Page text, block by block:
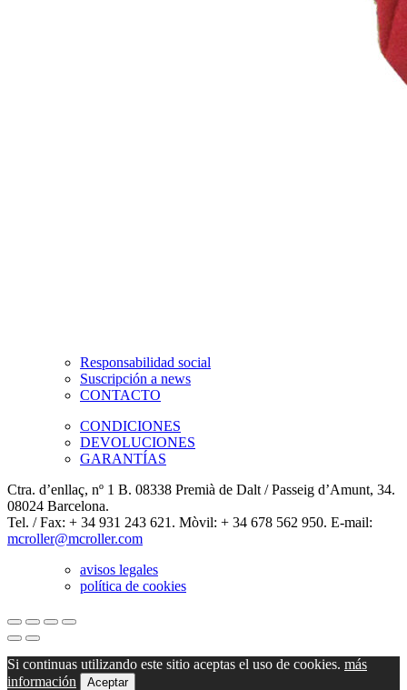
Responsabilidad social
Suscripción a news
CONTACTO
CONDICIONES
DEVOLUCIONES
GARANTÍAS
Ctra. d’enllaç, nº 1 B. 08338 Premià de Dalt / Passeig d’Amunt, 34.
08024 Barcelona.
Tel. / Fax: + 34 931 243 621. Mòvil: + 34 678 562 950. E-mail:
mcroller@mcroller.com
avisos legales
política de cookies
Si continuas utilizando este sitio aceptas el uso de cookies. más
información
Aceptar